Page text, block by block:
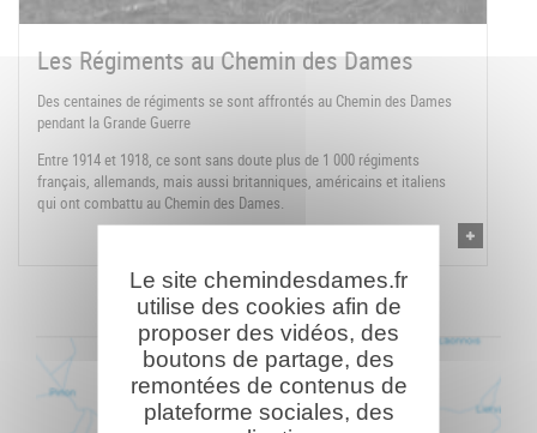
Les Régiments au Chemin des Dames
Des centaines de régiments se sont affrontés au Chemin des Dames
pendant la Grande Guerre
Entre 1914 et 1918, ce sont sans doute plus de 1 000 régiments
français, allemands, mais aussi britanniques, américains et italiens
qui ont combattu au Chemin des Dames.
Le site chemindesdames.fr
utilise des cookies afin de
proposer des vidéos, des
boutons de partage, des
remontées de contenus de
plateforme sociales, des